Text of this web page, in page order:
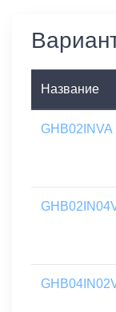
Название
GHB02INVA